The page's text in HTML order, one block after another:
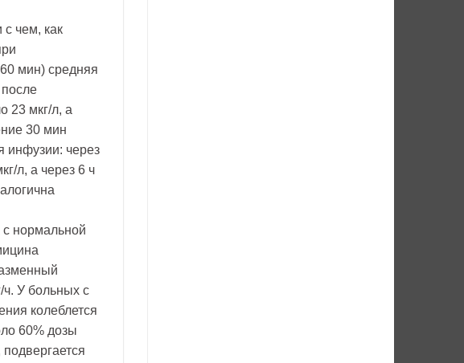
чем, как
мин) средняя
23 мкг/л, а
30 мин
инфузии: через
л, а через 6 ч
нормальной
ч. У больных с
колеблется
60% дозы